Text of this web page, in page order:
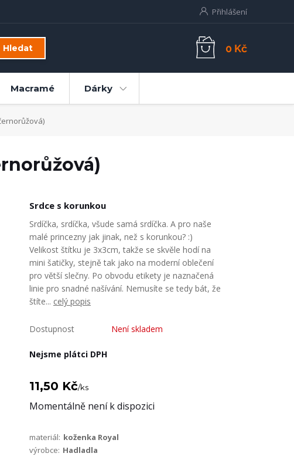
Přihlášení
Hledat 0 Kč
Macramé Dárky
Srdce s korunkou
Srdíčka, srdíčka, všude samá srdíčka. A pro naše
malé princezny jak jinak, než s korunkou? :)
Velikost štítku je 3x3cm, takže se skvěle hodí na
mini šatičky, stejně tak jako na moderní oblečení
pro větší slečny. Po obvodu etikety je naznačená
linie pro snadné našívání. Nemusíte se tedy bát, že
štíte... celý popis
Dostupnost Není skladem
Nejsme plátci DPH
11,50 Kč/ks
Momentálně není k dispozici
materiál: koženka Royal
výrobce: Hadladla